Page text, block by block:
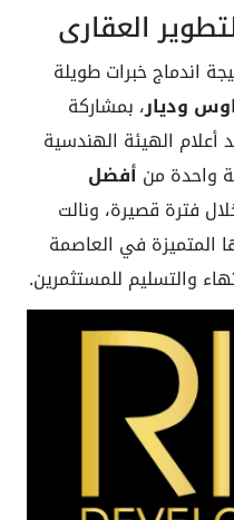
العقاري
اندماج خبرات طويلة
وديار، بمشاركة
أعلام الهيئة الهندسية
واحدة من أفضل
فترة قصيرة، ونالت
المتميزة في العاصمة
والتسليم للمستثمرين.